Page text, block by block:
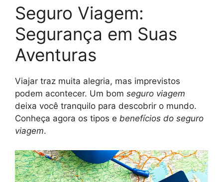
Seguro Viagem:
Segurança em Suas
Aventuras
Viajar traz muita alegria, mas imprevistos
podem acontecer. Um bom seguro viagem
deixa você tranquilo para descobrir o mundo.
Conheça agora os tipos e benefícios do seguro
viagem.